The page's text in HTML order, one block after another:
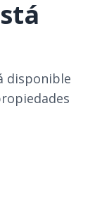
disponible